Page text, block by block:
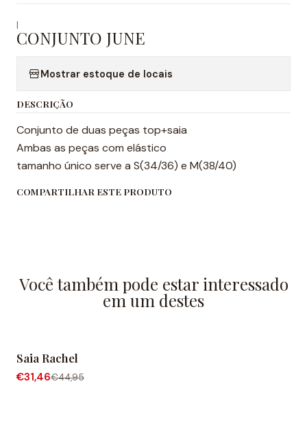
|
CONJUNTO JUNE
Mostrar estoque de locais
DESCRIÇÃO
Conjunto de duas peças top+saia
Ambas as peças com elástico
tamanho único serve a S(34/36) e M(38/40)
COMPARTILHAR ESTE PRODUTO
Você também pode estar interessado
em um destes
-30% de desconto
Saia Rachel
€31,46€44,95